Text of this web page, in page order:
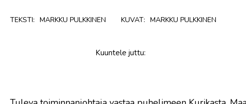
TEKSTI: MARKKU PULKKINEN KUVAT: MARKKU PULKKINEN
Kuuntele juttu: